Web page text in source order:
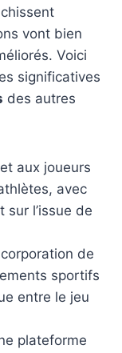
vont bien
Voici
significatives
des autres
aux joueurs
avec
l’issue de
de
sportifs
entre le jeu
plateforme